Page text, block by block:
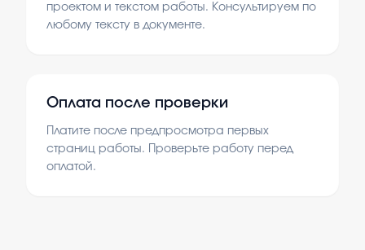
проектом и текстом работы. Консультируем по
любому тексту в документе.
Оплата после проверки
Платите после предпросмотра первых
страниц работы. Проверьте работу перед
оплатой.